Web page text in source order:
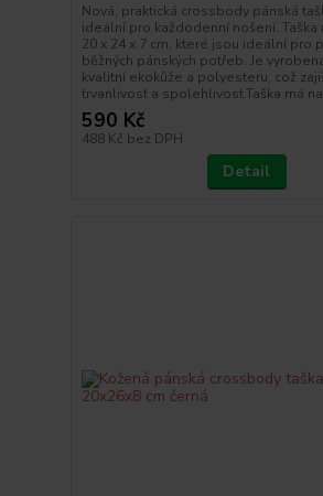
Nová, praktická crossbody pánská
ideální pro každodenní nošení. Taška
20 x 24 x 7 cm, které jsou ideální pro
běžných pánských potřeb. Je
kvalitní ekokůže a polyesteru, což
trvanlivost a spolehlivost.Taška má
590 Kč
488 Kč bez DPH
Detail